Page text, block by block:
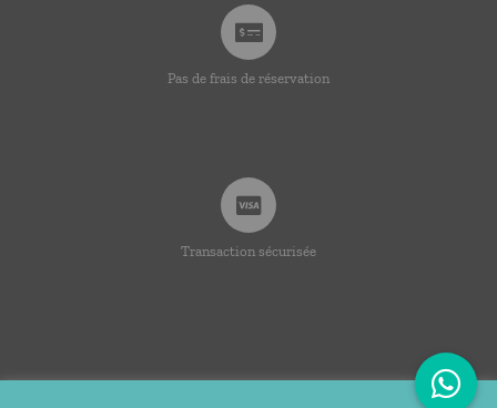
Pas de frais de réservation
Transaction sécurisée